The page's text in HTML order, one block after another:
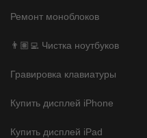
Ремонт моноблоков
👨🏽‍💻 Чистка ноутбуков
Гравировка клавиатуры
Купить дисплей iPhone
Купить дисплей iPad